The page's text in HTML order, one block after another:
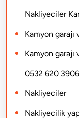
Nakliyeciler
Kamyon garajı
Kamyon
0532 620 3906
Nakliyeciler
Nakliyecilik